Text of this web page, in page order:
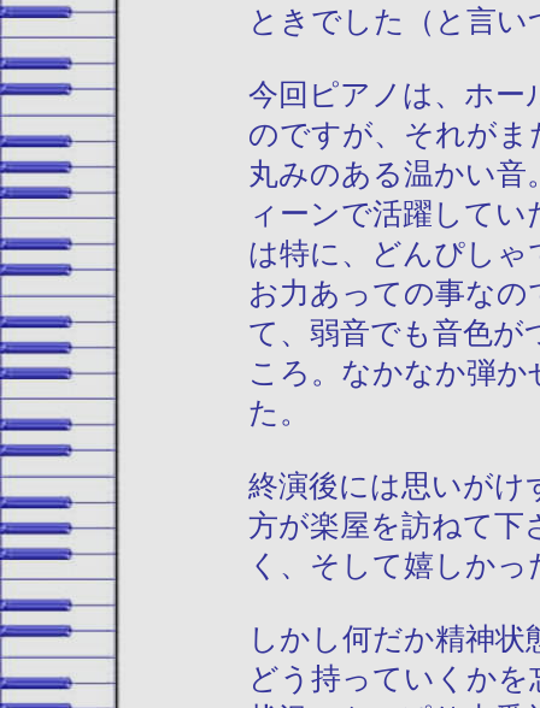
ときでした（と言
今回ピアノは、ホー
のですが、それが
丸みのある温かい
ィーンで活躍して
は特に、どんぴし
お力あっての事な
て、弱音でも音色
ころ。なかなか弾
た。
終演後には思いがけ
方が楽屋を訪ねて下
く、そして嬉しかっ
しかし何だか精神
どう持っていくか